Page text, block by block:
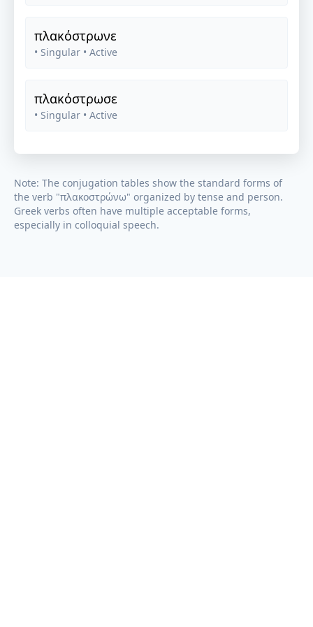
πλακόστρωνε
• Singular • Active
πλακόστρωσε
• Singular • Active
Note: The conjugation tables show the standard forms of
the verb "πλακοστρώνω" organized by tense and person.
Greek verbs often have multiple acceptable forms,
especially in colloquial speech.